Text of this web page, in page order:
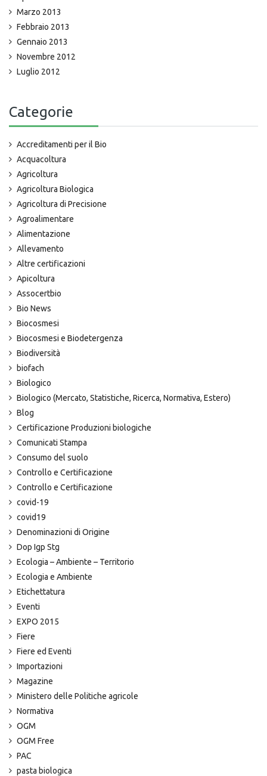
Marzo 2013
Febbraio 2013
Gennaio 2013
Novembre 2012
Luglio 2012
Categorie
Accreditamenti per il Bio
Acquacoltura
Agricoltura
Agricoltura Biologica
Agricoltura di Precisione
Agroalimentare
Alimentazione
Allevamento
Altre certificazioni
Apicoltura
Assocertbio
Bio News
Biocosmesi
Biocosmesi e Biodetergenza
Biodiversità
biofach
Biologico
Biologico (Mercato, Statistiche, Ricerca, Normativa, Estero)
Blog
Certificazione Produzioni biologiche
Comunicati Stampa
Consumo del suolo
Controllo e Certificazione
Controllo e Certificazione
covid-19
covid19
Denominazioni di Origine
Dop Igp Stg
Ecologia – Ambiente – Territorio
Ecologia e Ambiente
Etichettatura
Eventi
EXPO 2015
Fiere
Fiere ed Eventi
Importazioni
Magazine
Ministero delle Politiche agricole
Normativa
OGM
OGM Free
PAC
pasta biologica